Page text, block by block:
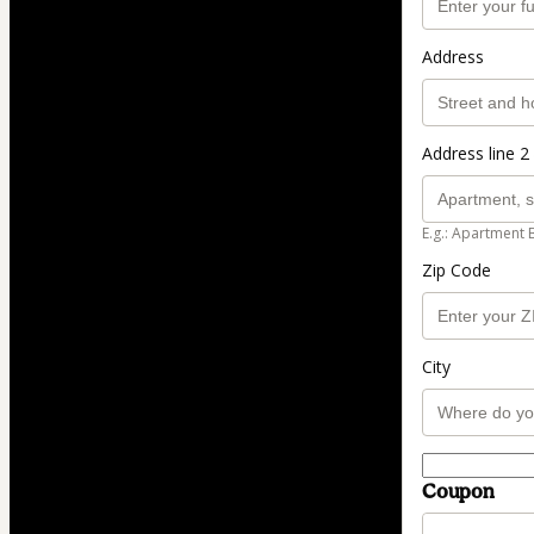
Address
Address line
E.g.: Apartment
Zip Code
City
Coupon